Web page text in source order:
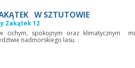
W SZTUTOWIE
Zakątek 12
cichym, spokojnym oraz klimatycznym
sąsiedztwie